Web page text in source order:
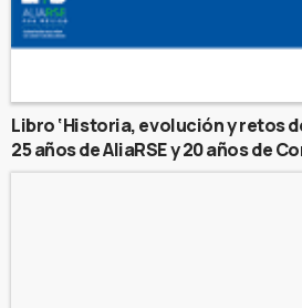
Libro ‘Historia, evolución y retos
25 años de AliaRSE y 20 años de